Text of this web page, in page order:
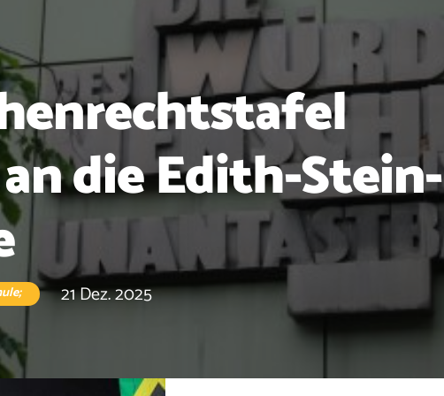
die Edith-Stein-
21 Dez. 2025